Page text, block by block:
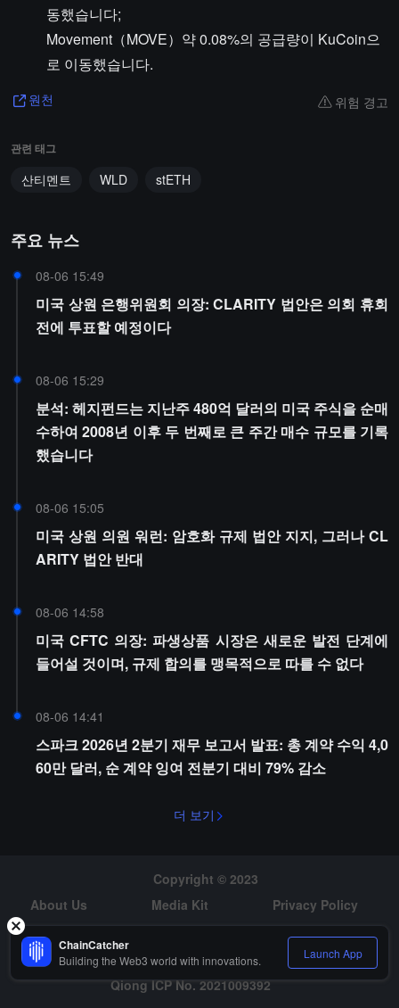
동했습니다;
Movement（MOVE）약 0.08%의 공급량이 KuCoin으
로 이동했습니다.
원천 위험 경고
관련 태그
산티멘트 WLD stETH
주요 뉴스
08-06 15:49
미국 상원 은행위원회 의장: CLARITY 법안은 의회 휴회
전에 투표할 예정이다
08-06 15:29
분석: 헤지펀드는 지난주 480억 달러의 미국 주식을 순매
수하여 2008년 이후 두 번째로 큰 주간 매수 규모를 기록
했습니다
08-06 15:05
미국 상원 의원 워런: 암호화 규제 법안 지지, 그러나 CL
ARITY 법안 반대
08-06 14:58
미국 CFTC 의장: 파생상품 시장은 새로운 발전 단계에
들어설 것이며, 규제 합의를 맹목적으로 따를 수 없다
08-06 14:41
스파크 2026년 2분기 재무 보고서 발표: 총 계약 수익 4,0
60만 달러, 순 계약 잉여 전분기 대비 79% 감소
더 보기
Copyright © 2023
About Us
Media Kit
Privacy Policy
Risk Warning
Hiring
Qiong ICP No. 2021009392
ChainCatcher
Building the Web3 world with innovations. Launch App